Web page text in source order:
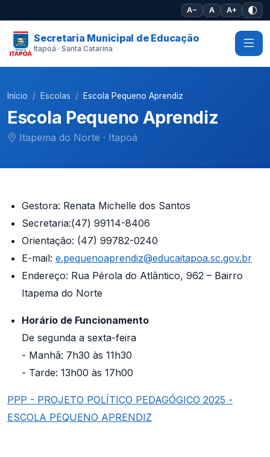
A− A A+
Secretaria Municipal de Educação
Itapoá · Santa Catarina
Início Escolas Escola Pequeno Aprendiz
Escola Pequeno Aprendiz
Itapema do Norte · Itapoá
Gestora: Renata Michelle dos Santos
Secretaria:(47) 99114-8406
Orientação: (47) 99782-0240
E-mail: e.pequenoaprendiz@educaitapoa.sc.gov.br
Endereço: Rua Pérola do Atlântico, 962 – Bairro
Itapema do Norte
Horário de Funcionamento
De segunda a sexta-feira
- Manhã: 7h30 às 11h30
- Tarde: 13h00 às 17h00
PPP - PROJETO POLÍTICO PEDAGÓGICO 2025 -
ESCOLA PEQUENO APRENDIZ